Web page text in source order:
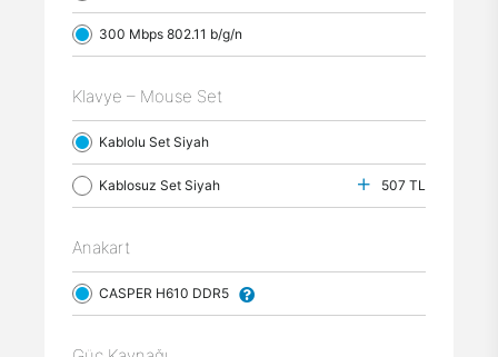
300 Mbps 802.11 b/g/n
Klavye – Mouse Set
Kablolu Set Siyah
Kablosuz Set Siyah 507 TL
Anakart
CASPER H610 DDR5